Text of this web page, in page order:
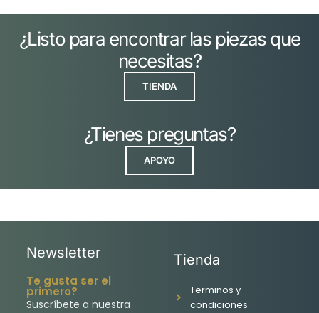
¿Listo para encontrar las piezas que
necesitas?
TIENDA
¿Tienes preguntas?
APOYO
Newsletter
Te gusta ser el
primero?
Suscríbete a nuestra
Tienda
Terminos y
condiciones